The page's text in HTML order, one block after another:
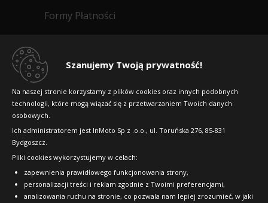
Szanujemy Twoją prywatność!
Na naszej stronie korzystamy z plików cookies oraz innych podobnych
technologii, które mogą wiązać się z przetwarzaniem Twoich danych
osobowych.
Ich administratorem jest InMoto Sp z .o.o., ul. Toruńska 276, 85-831
Bydgoszcz.
Pliki cookies wykorzystujemy w celach:
zapewnienia prawidłowego funkcjonowania strony,
personalizacji treści i reklam zgodnie z Twoimi preferencjami,
analizowania ruchu na stronie, co pozwala nam lepiej zrozumieć, w jaki
Formy Płatności
Dlaczego warto kupić w 24opony.pl
Raty
FAQ
OFICJALNY PARTNER